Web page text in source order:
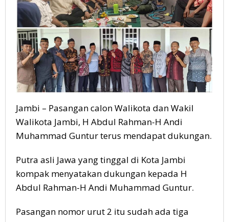
Jambi – Pasangan calon Walikota dan Wakil
Walikota Jambi, H Abdul Rahman-H Andi
Muhammad Guntur terus mendapat dukungan.
Putra asli Jawa yang tinggal di Kota Jambi
kompak menyatakan dukungan kepada H
Abdul Rahman-H Andi Muhammad Guntur.
Pasangan nomor urut 2 itu sudah ada tiga